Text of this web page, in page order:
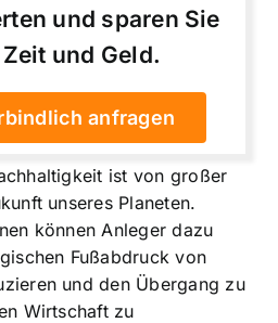
und sparen Sie
und Geld.
anfragen
ist von großer
unseres Planeten.
können Anleger dazu
Fußabdruck von
und den Übergang zu
Wirtschaft zu